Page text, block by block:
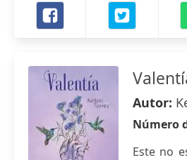
Autor:
Número
Este no